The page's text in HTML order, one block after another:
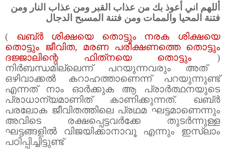
أللهم اني أعوذ بك من عذاب القبر ومن عذاب النار ومن
فتنة المحيا والممات ومن فتنة المسبح الدجال
(
ഖബ്‌ർ ശിക്ഷയെ തൊട്ടും നരക ശിക്ഷയെ
തൊട്ടും ജീവിത, മരണ പരീക്ഷണത്തെ തൊട്ടും
ദജ്ജാലിന്റെ ഫിത്‌നയെ തൊട്ടും
)
നിർബന്ധമില്ലെന്ന് പറയുന്നവരും അത്
ഒഴിവാക്കൽ കറാഹത്താണെന്ന് പറയുന്നുണ്ട്
എന്നത് നാം ഓർക്കുക ആ പ്രാർത്ഥനയുടെ
പ്രാധാന്യമാണിത് കാണിക്കുന്നത്. ഖബ്‌ർ
പരലോക ജീവിതത്തിലെ പ്രഥമ ഘട്ടമാണെന്നും
അവിടെ രക്ഷപ്പെട്ടവർക്കേ തുടർന്നുള്ള
ഘട്ടങ്ങളിൽ വിജയിക്കാനാവൂ എന്നും ഇസ്‌ലാം
പഠിപ്പിച്ചിട്ടുണ്ട്